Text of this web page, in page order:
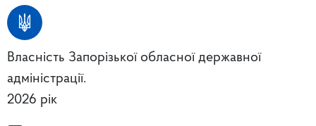
Власність Запорізької обласної державної
адміністрації.
2026 рік